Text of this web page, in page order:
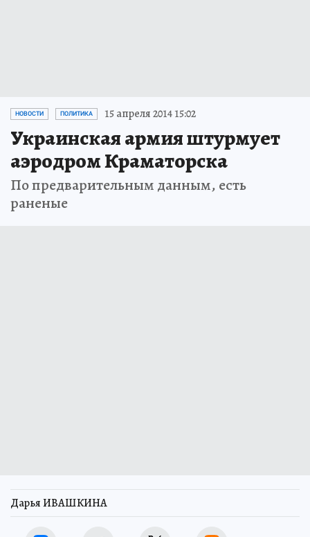
НОВОСТИ ПОЛИТИКА 15 апреля 2014 15:02
Украинская армия штурмует
аэродром Краматорска
По предварительным данным, есть
раненые
Дарья ИВАШКИНА